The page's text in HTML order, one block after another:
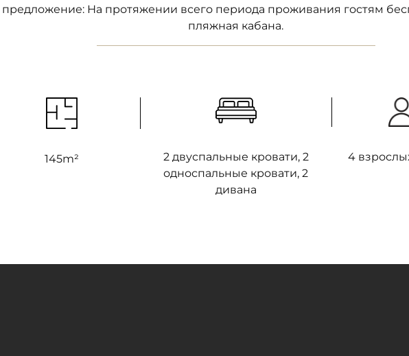
На протяжении всего периода проживания гостям
пляжная кабана.
145m²
2 двуспальные кровати, 2
односпальные кровати, 2
дивана
4